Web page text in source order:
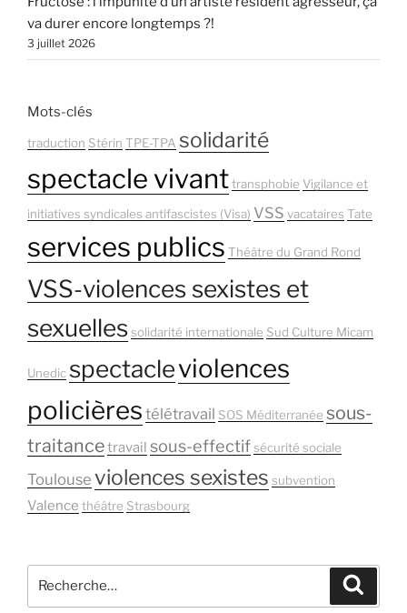
va durer encore longtemps ?!
3 juillet 2026
Mots-clés
traduction Stérin TPE-TPA solidarité
spectacle vivanttransphobie Vigilance et
initiatives syndicales antifascistes (Visa) VSS vacataires Tate
services publics Théâtre du Grand Rond
VSS-violences sexistes et
sexuellessolidarité internationale Sud Culture Micam
Unedicspectacleviolences
policières télétravail SOS Méditerranée sous-
traitancetravail sous-effectifsécurité sociale
Toulouse violences sexistes subvention
Valence théâtre Strasbourg
pour